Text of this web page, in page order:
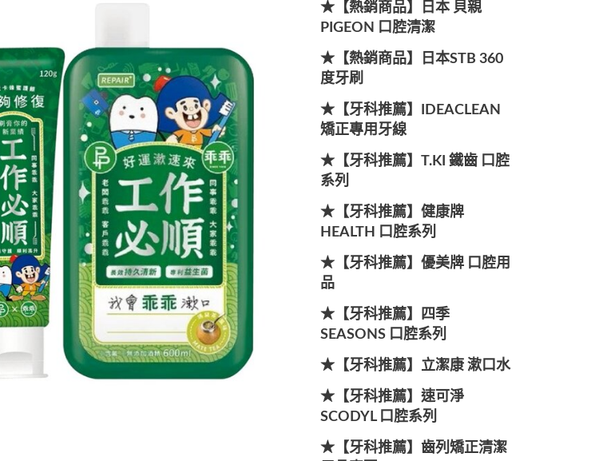
★【熱銷商品】日本 貝親
PIGEON 口腔清潔
★【熱銷商品】日本STB 360
度牙刷
★【牙科推薦】IDEACLEAN
矯正專用牙線
★【牙科推薦】T.KI 鐵齒 口腔
系列
★【牙科推薦】健康牌
HEALTH 口腔系列
★【牙科推薦】優美牌 口腔用
品
★【牙科推薦】四季
SEASONS 口腔系列
★【牙科推薦】立潔康 漱口水
★【牙科推薦】速可淨
SCODYL 口腔系列
★【牙科推薦】齒列矯正清潔